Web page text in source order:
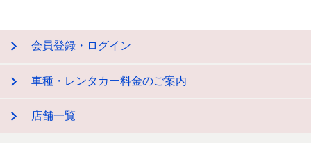
会員登録・ログイン
車種・レンタカー料金のご案内
店舗一覧